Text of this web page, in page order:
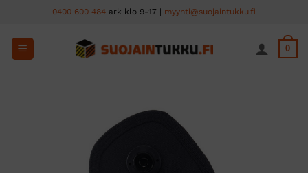
content
0400 600 484 ark klo 9-17 | myynti@suojaintukku.fi
0